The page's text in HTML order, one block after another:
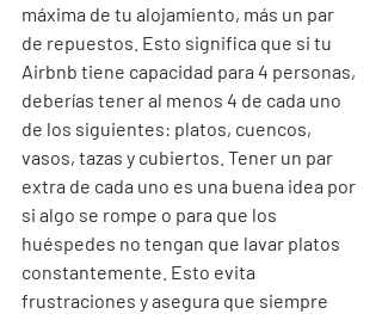
máxima de tu alojamiento, más un par
de repuestos. Esto significa que si tu
Airbnb tiene capacidad para 4 personas,
deberías tener al menos 4 de cada uno
de los siguientes: platos, cuencos,
vasos, tazas y cubiertos. Tener un par
extra de cada uno es una buena idea por
si algo se rompe o para que los
huéspedes no tengan que lavar platos
constantemente. Esto evita
frustraciones y asegura que siempre